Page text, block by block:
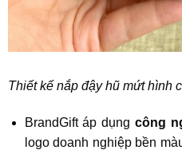
Thiết kế nắp đậy hũ mứt hình
BrandGift áp dụng công
logo doanh nghiệp bền